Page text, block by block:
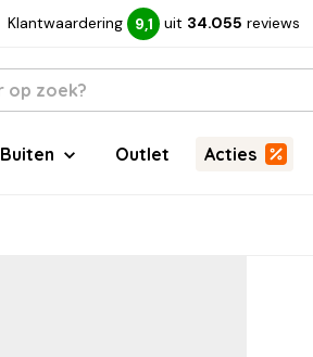
Klantwaardering 9,1 uit 34.055 reviews
Buiten Outlet Acties